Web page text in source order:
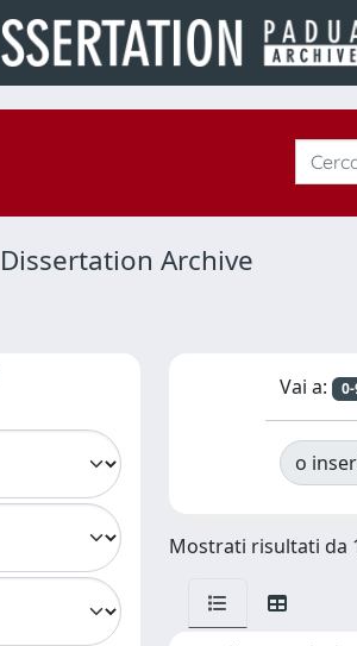
Archive
Vai a:
o
Mostrati risultati da